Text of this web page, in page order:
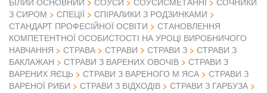
З СИРОМ
СПЕЦІЇ
СПІРАЛИКИ З РОДЗИНКАМИ
СТАНДАРТ ПРОФЕСІЙНОЇ ОСВІТИ
СТАНОВЛЕННЯ
КОМПЕТЕНТНОЇ ОСОБИСТОСТІ НА УРОЦІ ВИРОБНИЧОГО
НАВЧАННЯ
СТРАВА СТРАВИ СТРАВИ З
СТРАВИ З
БАКЛАЖАН
СТРАВИ З ВАРЕНИХ ОВОЧІВ
СТРАВИ З
ВАРЕНИХ ЯЄЦЬ
СТРАВИ З ВАРЕНОГО М ЯСА
СТРАВИ З
ВАРЕНОЇ РИБИ
СТРАВИ З ВІДХОДІВ
СТРАВИ З ГАРБУЗА